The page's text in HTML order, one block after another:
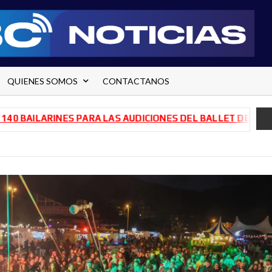
QUIENES SOMOS CONTACTANOS
PARA LAS AUDICIONES DEL BALLET DE RÍO NEGRO